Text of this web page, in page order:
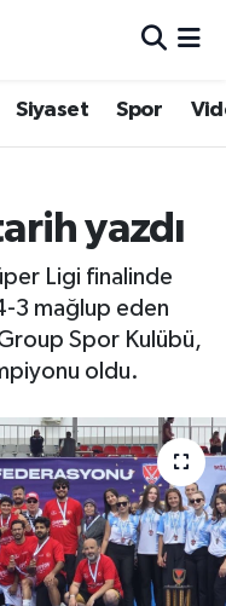
Siyaset Spor
yazdı
Ligi finalinde
3 mağlup eden
Spor Kulübü,
oldu.